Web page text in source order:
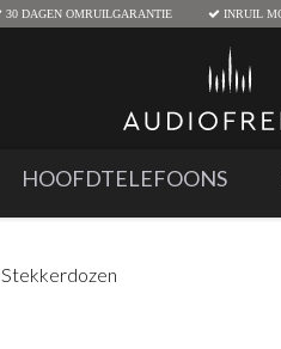
30 DAGEN OMRUILGARANTIE INRUIL
HOOFDTELEFOONS
Stekkerdozen